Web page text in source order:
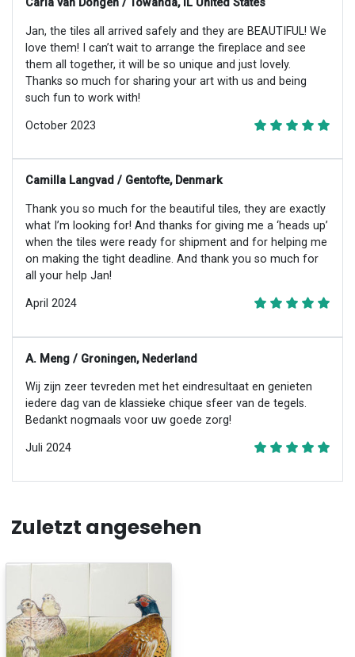
Carla van Dongen / Towanda, IL United States
Jan, the tiles all arrived safely and they are BEAUTIFUL! We
love them! I can’t wait to arrange the fireplace and see
them all together, it will be so unique and just lovely.
Thanks so much for sharing your art with us and being
such fun to work with!
October 2023
Camilla Langvad / Gentofte, Denmark
Thank you so much for the beautiful tiles, they are exactly
what I’m looking for! And thanks for giving me a ‘heads up’
when the tiles were ready for shipment and for helping me
on making the tight deadline. And thank you so much for
all your help Jan!
April 2024
A. Meng / Groningen, Nederland
Wij zijn zeer tevreden met het eindresultaat en genieten
iedere dag van de klassieke chique sfeer van de tegels.
Bedankt nogmaals voor uw goede zorg!
Juli 2024
Zuletzt angesehen